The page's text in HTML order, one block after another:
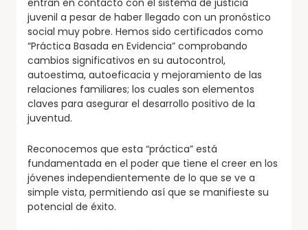
entran en contacto con el sistema de justicia
juvenil a pesar de haber llegado con un pronóstico
social muy pobre. Hemos sido certificados como
“Práctica Basada en Evidencia” comprobando
cambios significativos en su autocontrol,
autoestima, autoeficacia y mejoramiento de las
relaciones familiares; los cuales son elementos
claves para asegurar el desarrollo positivo de la
juventud.
Reconocemos que esta “práctica” está
fundamentada en el poder que tiene el creer en los
jóvenes independientemente de lo que se ve a
simple vista, permitiendo así que se manifieste su
potencial de éxito.